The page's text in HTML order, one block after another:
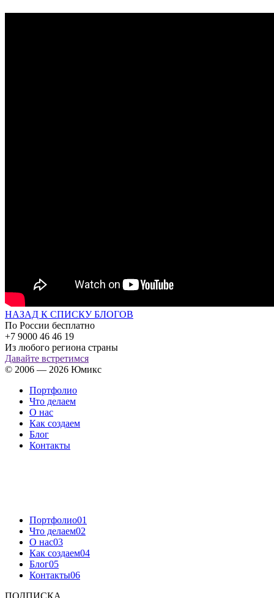
НАЗАД К СПИСКУ БЛОГОВ
По России бесплатно
+7 9000 46 46 19
Из любого региона страны
Давайте встретимся
© 2006 — 2026 Юмикс
Портфолио
Что делаем
О нас
Как создаем
Блог
Контакты
Портфолио01
Что делаем02
О нас03
Как создаем04
Блог05
Контакты06
ПОДПИСКА